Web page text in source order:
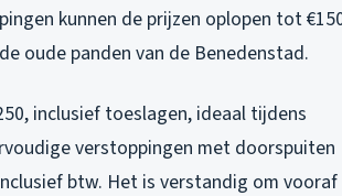
kunnen de prijzen oplopen tot
oude panden van de Benedenstad.
inclusief toeslagen, ideaal tijdens
verstoppingen met doorspuiten
btw. Het is verstandig om vooraf